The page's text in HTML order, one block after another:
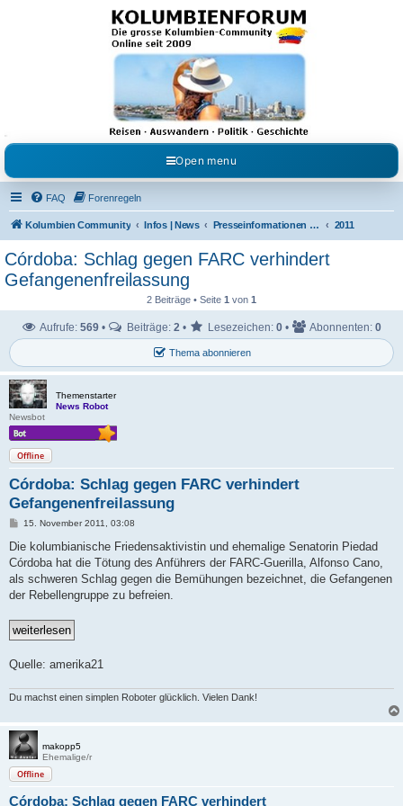
Kolumbienforum - Das
grosse Forum der
Freunde Kolumbiens
Reisen, Auswandern, Kultur, Politik, Geschichte und Visum in Kolumbien und Venezuela.
Austausch, Erfahrungen und Gemeinschaft im Kolumbienforum
Open menu
FAQ Forenregeln
Kolumbien Community Infos | News Presseinformationen & Neuigkeiten 2011
Córdoba: Schlag gegen FARC verhindert
Gefangenenfreilassung
2 Beiträge • Seite 1 von 1
Thema abonnieren
Aufrufe: 569 • Beiträge: 2 • Lesezeichen: 0 • Abonnenten: 0
Themenstarter
News Robot
Newsbot
Offline
Córdoba: Schlag gegen FARC verhindert
Gefangenenfreilassung
B
i
r
a
15. November 2011, 03:08
Die kolumbianische Friedensaktivistin und ehemalige Senatorin Piedad
Córdoba hat die Tötung des Anführers der FARC-Guerilla, Alfonso Cano,
als schweren Schlag gegen die Bemühungen bezeichnet, die Gefangenen
der Rebellengruppe zu befreien.
Quelle: amerika21
Du machst einen simplen Roboter glücklich. Vielen Dank!
makopp5
Ehemalige/r
Offline
Córdoba: Schlag gegen FARC verhindert